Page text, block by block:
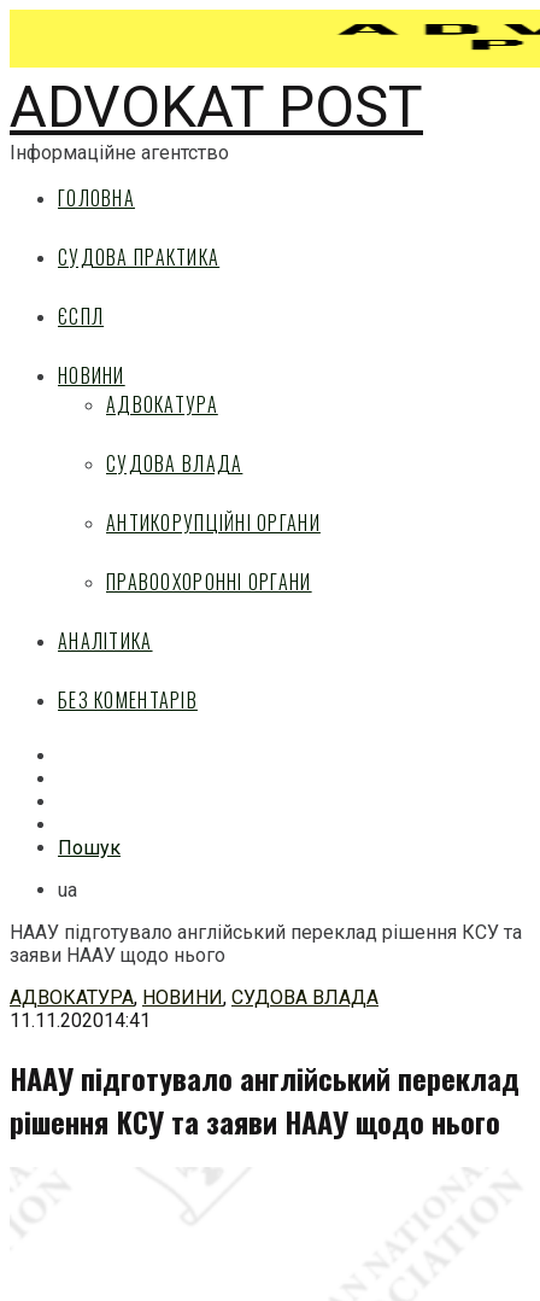
ADVOKAT POST
Інформаційне агентство
ГОЛОВНА
СУДОВА ПРАКТИКА
ЄСПЛ
НОВИНИ
АДВОКАТУРА
СУДОВА ВЛАДА
АНТИКОРУПЦІЙНІ ОРГАНИ
ПРАВООХОРОННІ ОРГАНИ
АНАЛІТИКА
БЕЗ КОМЕНТАРІВ
Пошук
ua
НААУ підготувало англійський переклад рішення КСУ та
заяви НААУ щодо нього
Перейти
до
АДВОКАТУРА, НОВИНИ, СУДОВА ВЛАДА
11.11.202014:41
НААУ підготувало англійський переклад
рішення КСУ та заяви НААУ щодо нього